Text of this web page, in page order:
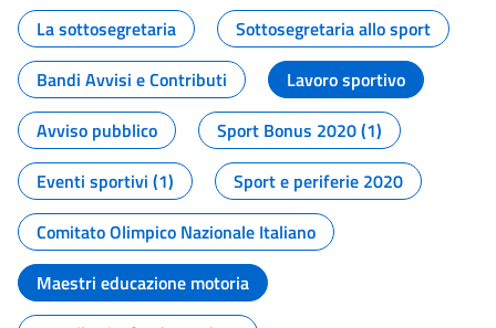
La sottosegretaria
Sottosegretaria allo sport
Bandi Avvisi e Contributi
Lavoro sportivo
Avviso pubblico
Sport Bonus 2020 (1)
Eventi sportivi (1)
Sport e periferie 2020
Comitato Olimpico Nazionale Italiano
Maestri educazione motoria